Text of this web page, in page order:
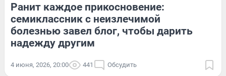
Ранит каждое прикосновение:
семиклассник с неизлечимой
болезнью завел блог, чтобы дарить
надежду другим
4 июня, 2026, 20:00 441 Обсудить